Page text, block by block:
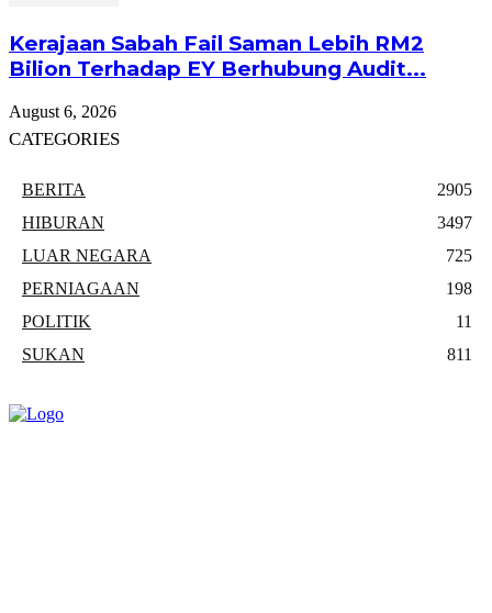
Kerajaan Sabah Fail Saman Lebih RM2
Bilion Terhadap EY Berhubung Audit...
August 6, 2026
CATEGORIES
BERITA
2905
HIBURAN
3497
LUAR NEGARA
725
PERNIAGAAN
198
POLITIK
11
SUKAN
811